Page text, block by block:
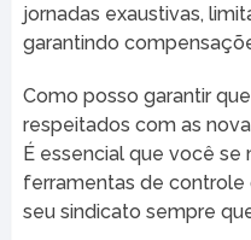
jornadas exaustivas,
garantindo
Como posso garantir
respeitados com as
É essencial que você
ferramentas de
seu sindicato sempre